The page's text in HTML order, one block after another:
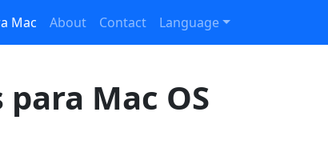
Mac About Contact Language
Mac OS